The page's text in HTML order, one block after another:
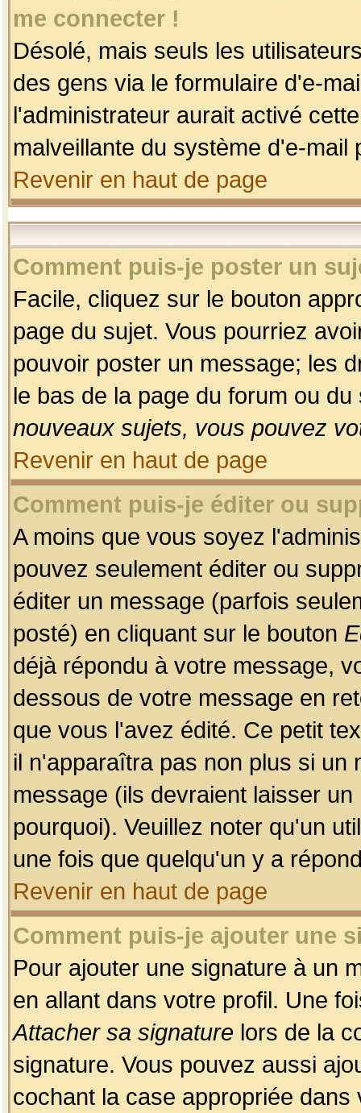
me connecter !
Désolé, mais seuls les
des gens via le formulaire d'e-
l'administrateur aurait activé
malveillante du système d'e-
Revenir en haut de page
Comment puis-je poster un
Facile, cliquez sur le bouton
page du sujet. Vous pourriez
pouvoir poster un message; les
le bas de la page du forum ou
nouveaux sujets, vous pouvez
Revenir en haut de page
Comment puis-je éditer ou
A moins que vous soyez
pouvez seulement éditer ou
éditer un message (parfois
posté) en cliquant sur le bouton
déjà répondu à votre message,
dessous de votre message en
que vous l'avez édité. Ce petit
il n'apparaîtra pas non plus si un
message (ils devraient laisser
pourquoi). Veuillez noter qu'un
une fois que quelqu'un y a
Revenir en haut de page
Comment puis-je ajouter une
Pour ajouter une signature à un
en allant dans votre profil. Une
Attacher sa signature lors de la
signature. Vous pouvez aussi
cochant la case appropriée